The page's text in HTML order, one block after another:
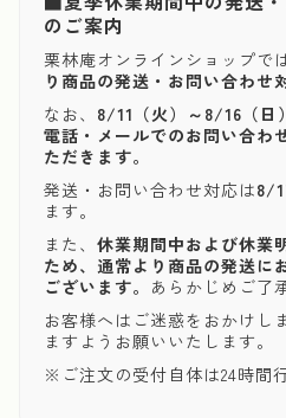
のご案内
栗林庵オンラインショップでは
り商品の発送・お問い合わせ
なお、 8/11（火）～8/16（日
電話・メールでのお問い合わ
ただきます。
発送・お問い合わせ対応は8/
ます。
また、 休業期間中および休業
ため、通常より商品の発送に
ございます。 あらかじめご了
お客様へはご迷惑をおかけし
ますようお願いいたします。
※ご注文の受付自体は24時間